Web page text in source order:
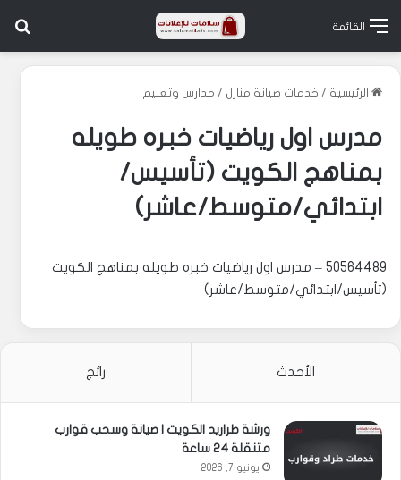
القائمة
الرئيسية / خدمات صيانة منازل / مدارس وتعليم
مدرس اول رياضيات خبره طويله
بمناهج الكويت (تأسيس/
ابتدائي/متوسط/عاشر)
50564489 – مدرس اول رياضيات خبره طويله بمناهج الكويت
(تأسيس/ابتدائي/متوسط/عاشر)
الأحدث رائج
ورشة طراريد الكويت | صيانة وسحب قوارب
متنقلة 24 ساعة
يونيو 7, 2026